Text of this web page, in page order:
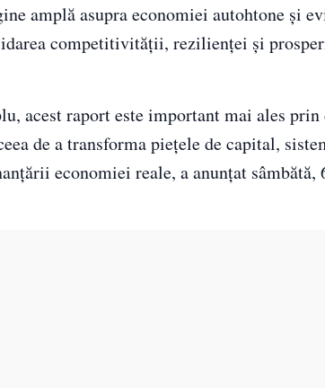
amplă asupra economiei autohtone și
competitivității, rezilienței și
acest raport este important mai ales
de a transforma piețele de capital,
economiei reale, a anunțat sâmbătă,